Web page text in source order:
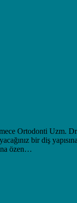
Ortodonti Uzm.
bir diş
özen…